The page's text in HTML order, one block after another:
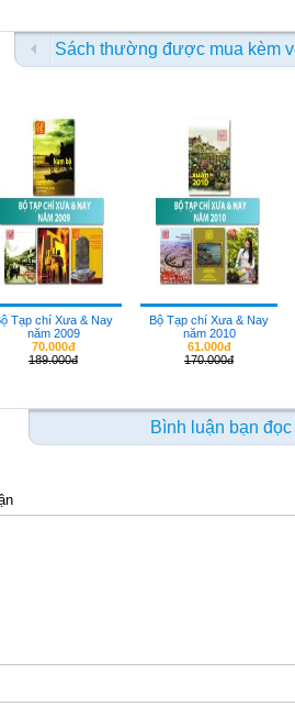
Sách thường được mua kèm
Tạp chí Xưa & Nay
năm 2009
70.000đ
189.000đ
Bộ Tạp chí Xưa & Nay
năm 2010
61.000đ
170.000đ
Bình luận bạn đọc